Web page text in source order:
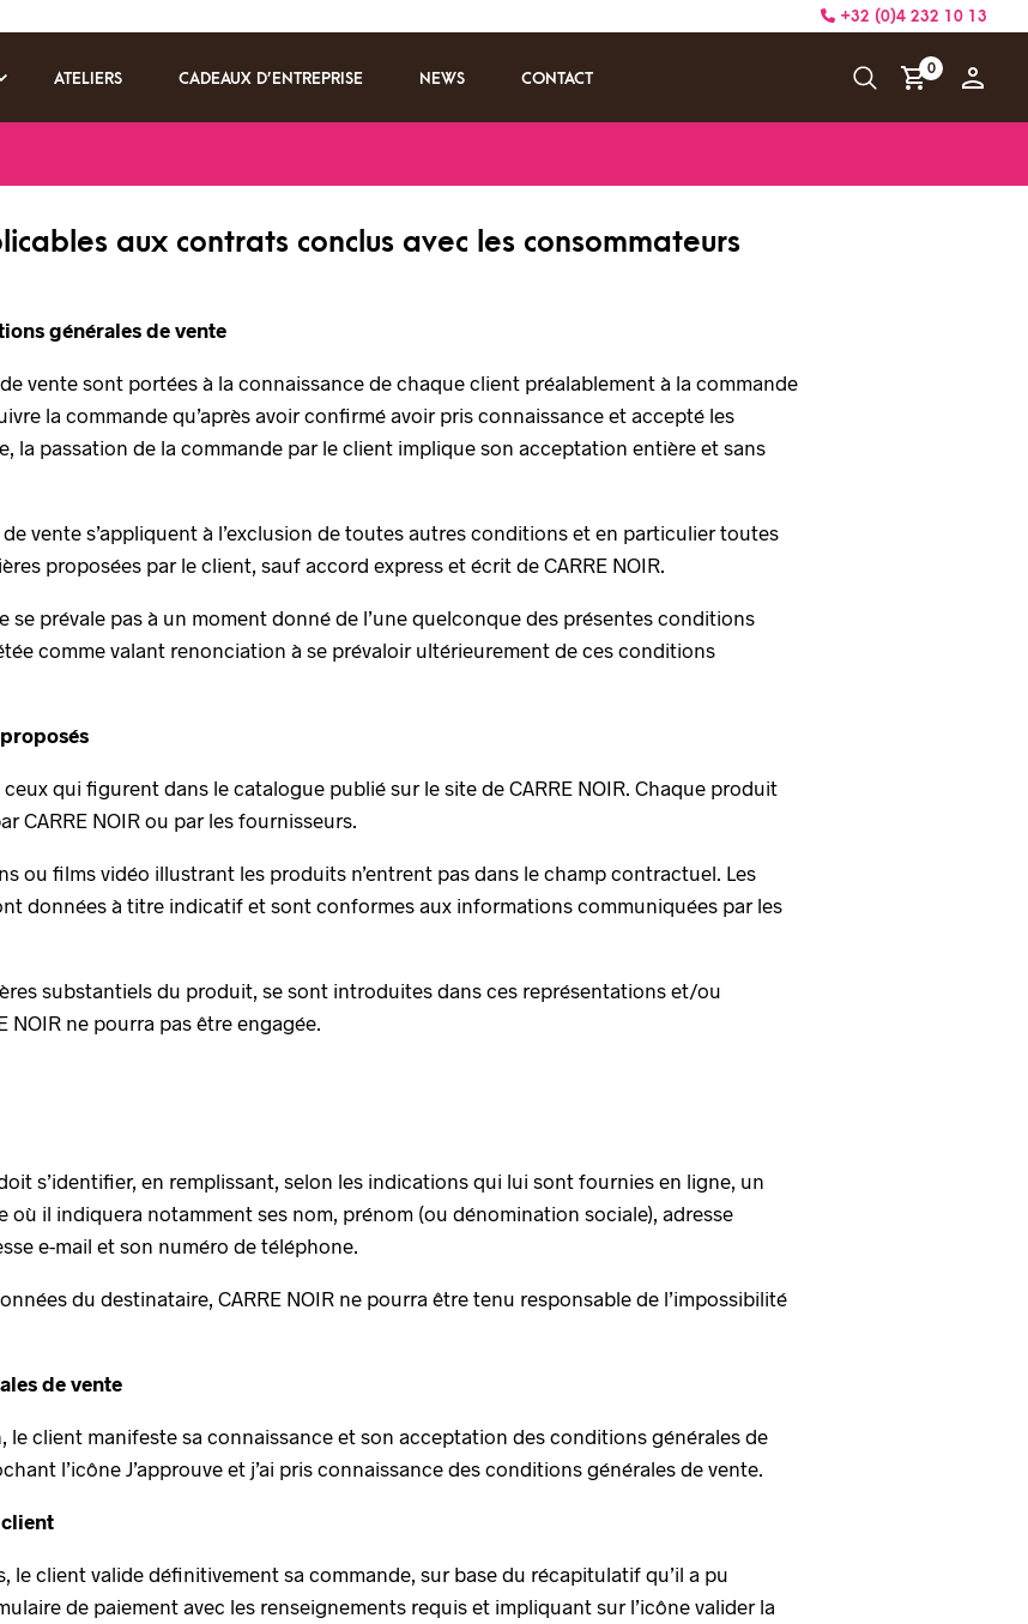
+32 (0)4 232 10 13
ATELIERS CADEAUX D’ENTREPRISE NEWS CONTACT
0
aux contrats conclus avec les consommateurs
générales de vente
vente sont portées à la connaissance de chaque client préalablement à la commande
la commande qu’après avoir confirmé avoir pris connaissance et accepté les
la passation de la commande par le client implique son acceptation entière et sans
vente s’appliquent à l’exclusion de toutes autres conditions et en particulier toutes
proposées par le client, sauf accord express et écrit de CARRE NOIR.
se prévale pas à un moment donné de l’une quelconque des présentes conditions
comme valant renonciation à se prévaloir ultérieurement de ces conditions
qui figurent dans le catalogue publié sur le site de CARRE NOIR. Chaque produit
CARRE NOIR ou par les fournisseurs.
ou films vidéo illustrant les produits n’entrent pas dans le champ contractuel. Les
données à titre indicatif et sont conformes aux informations communiquées par les
substantiels du produit, se sont introduites dans ces représentations et/ou
ne pourra pas être engagée.
s’identifier, en remplissant, selon les indications qui lui sont fournies en ligne, un
où il indiquera notamment ses nom, prénom (ou dénomination sociale), adresse
e-mail et son numéro de téléphone.
du destinataire, CARRE NOIR ne pourra être tenu responsable de l’impossibilité
de vente
client manifeste sa connaissance et son acceptation des conditions générales de
l’icône J’approuve et j’ai pris connaissance des conditions générales de vente.
le client valide définitivement sa commande, sur base du récapitulatif qu’il a pu
de paiement avec les renseignements requis et impliquant sur l’icône valider la